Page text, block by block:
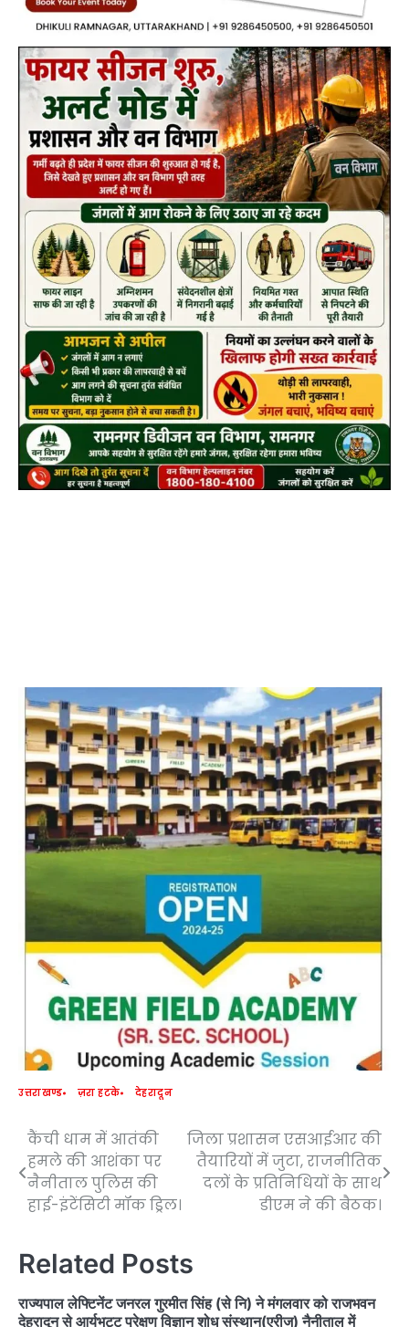
उत्तराखण्ड ज़रा हटके देहरादून
Post
navigation
कैंची धाम में आतंकी
हमले की आशंका पर
नैनीताल पुलिस की
हाई-इंटेंसिटी मॉक ड्रिल।
जिला प्रशासन एसआईआर की
तैयारियों में जुटा, राजनीतिक
दलों के प्रतिनिधियों के साथ
डीएम ने की बैठक।
Related Posts
राज्यपाल लेफ्टिनेंट जनरल गुरमीत सिंह (से नि) ने मंगलवार को राजभवन
देहरादून से आर्यभट्ट प्रेक्षण विज्ञान शोध संस्थान(एरीज) नैनीताल में